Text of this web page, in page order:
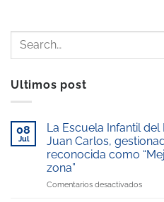
Ultimos post
08
Jul
La Escuela Infantil
Juan Carlos,
reconocida como
zona”
Comentarios desactivadosen